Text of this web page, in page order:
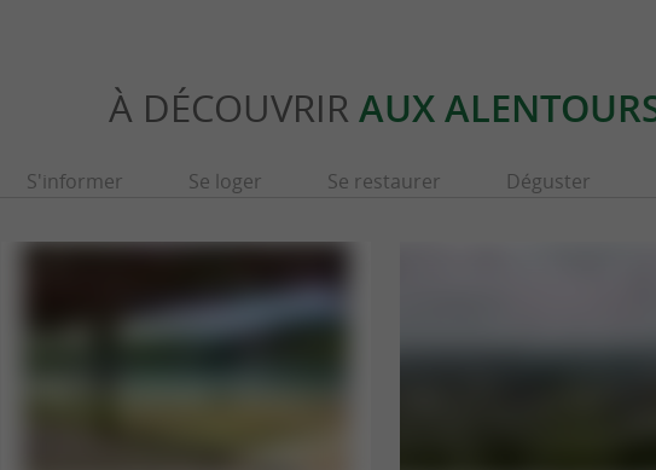
À DÉCOUVRIR AUX
S'informer Se loger Se restaurer Déguster